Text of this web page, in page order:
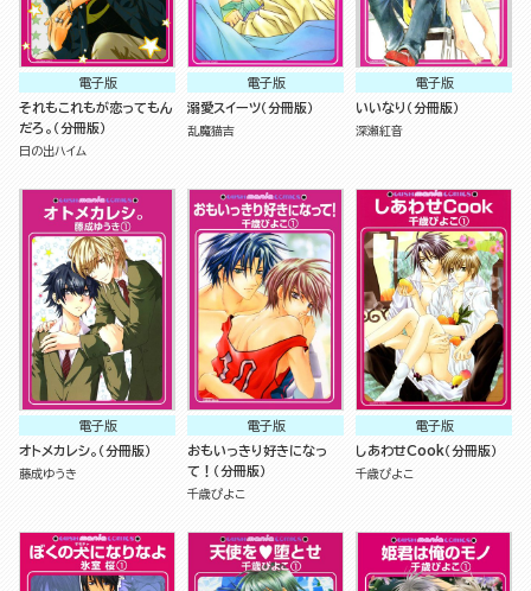
電子版
それもこれもが恋ってもん
だろ。（分冊版）
日の出ハイム
電子版
溺愛スイーツ（分冊版）
乱魔猫吉
電子版
いいなり（分冊版）
深瀬紅音
電子版
オトメカレシ。（分冊版）
藤成ゆうき
電子版
おもいっきり好きになっ
て！（分冊版）
千歳ぴよこ
電子版
しあわせCook（分冊版）
千歳ぴよこ